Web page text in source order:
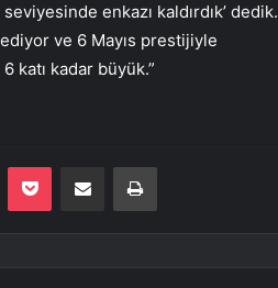
enkazı kaldırdık’ dedik.
ve 6 Mayıs prestijiyle
katı kadar büyük.”
Pocket E-Posta ile paylaş Yazdır